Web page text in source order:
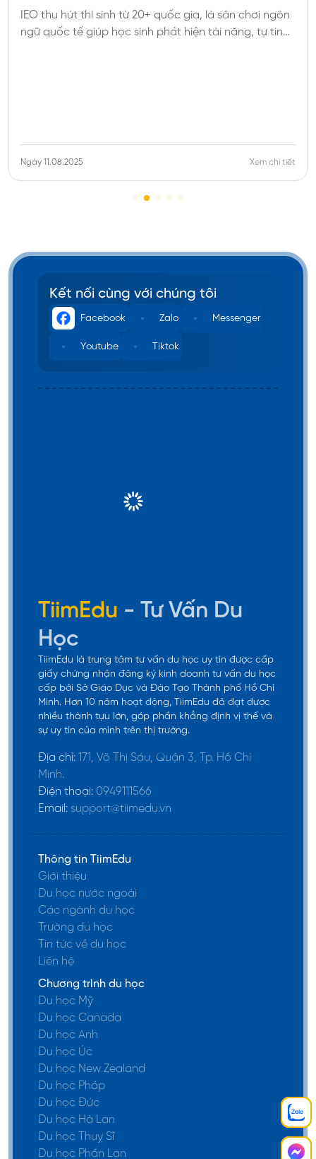
IEO thu hút thí sinh từ 20+ quốc gia, là sân chơi ngôn
ngữ quốc tế giúp học sinh phát hiện tài năng, tự tin
Ngày 11.08.2025 Xem chi tiết
Kết nối cùng với chúng tôi
Facebook Zalo Messenger
Youtube Tiktok
TiimEdu là trung tâm tư vấn du học uy tín được cấp
Địa chỉ: 171, Võ Thị Sáu, Quận 3, Tp. Hồ Chí
Minh.
Điện thoại:
Email:support@tiimedu.vn
Thông tin TiimEdu
Giới thiệu
Các ngành du học
Trường du học
Tin tức về du học
Liên hệ
Chương trình du học
Du học Mỹ
Du học Canada
Du học Anh
Du học Úc
Du học New Zealand
Du học Pháp
Du học Đức
Du học Thuỵ Sĩ
Du học Phần Lan
Du học Tây Ban Nha
Du học Malaysia
Du học Singapore
Du học Hàn Quốc
Du học Đài Loan
Du học Nhật Bản
Đại sứ TiimEdu
Chính sách bảo mật